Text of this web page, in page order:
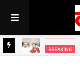
BREAKING